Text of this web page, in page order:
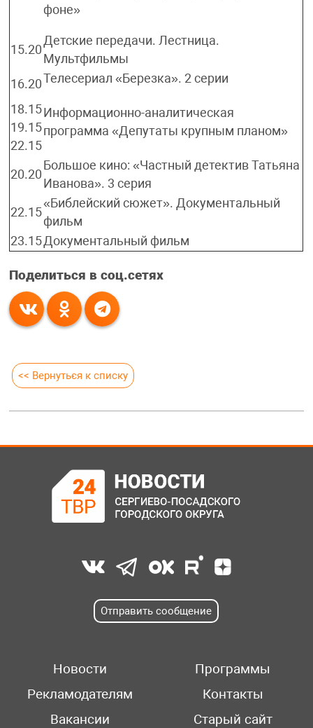
фоне»
15.20
Детские передачи. Лестница.
Мультфильмы
16.20Телесериал «Березка». 2 серии
18.15
19.15
22.15
Информационно-аналитическая
программа «Депутаты крупным планом»
20.20
Большое кино: «Частный детектив Татьяна
Иванова». 3 серия
22.15
«Библейский сюжет». Документальный
фильм
23.15Документальный фильм
Поделиться в соц.сетях
<< Вернуться к списку
Отправить сообщение
Новости
Программы
Рекламодателям
Контакты
Вакансии
Старый сайт